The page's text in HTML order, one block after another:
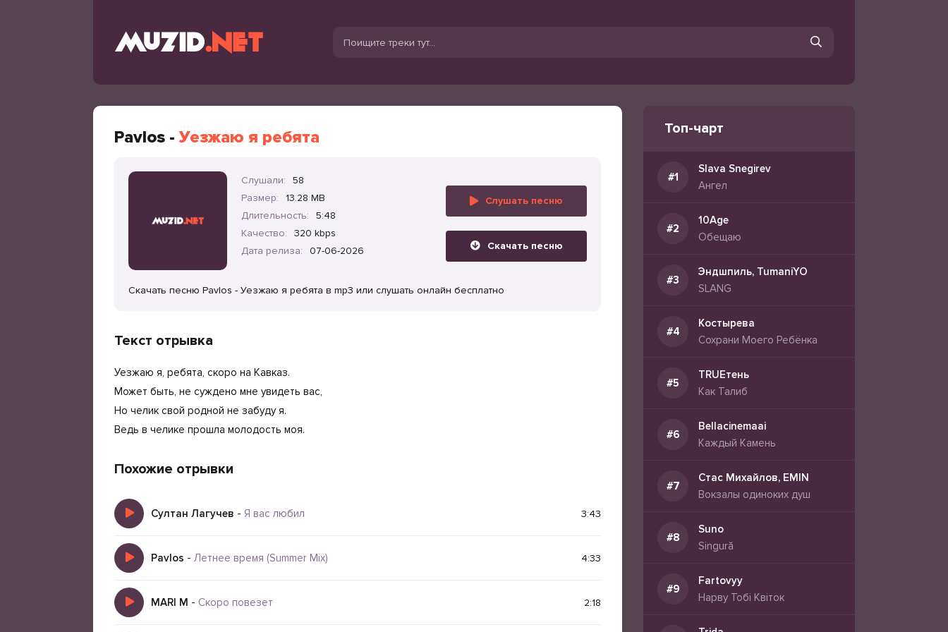
Pavlos - Уезжаю я ребята
Слушали:
58
Размер:
13.28 MB
Длительность:
5:48
Качество:
320 kbps
Дата релиза:
07-06-2026
Слушать песню
Скачать песню
Скачать песню Pavlos - Уезжаю я ребята в mp3 или слушать онлайн бесплатно
Текст отрывка
Уезжаю я, ребята, скоро на Кавказ.
Может быть, не суждено мне увидеть вас,
Но челик свой родной не забуду я.
Ведь в челике прошла молодость моя.
Похожие отрывки
Султан Лагучев - Я вас любил 3:43
Pavlos - Летнее время (Summer Mix) 4:33
MARI M - Скоро повезет 2:18
Топ-чарт
Slava Snegirev
Ангел
10Age
Обещаю
Эндшпиль, TumaniYO
SLANG
Костырева
Сохрани Моего Ребёнка
TRUEтень
Как Талиб
Bellacinemaai
Каждый Камень
Стас Михайлов, EMIN
Вокзалы одиноких душ
Suno
Singură
Fartovyy
Нарву Тобі Квіток